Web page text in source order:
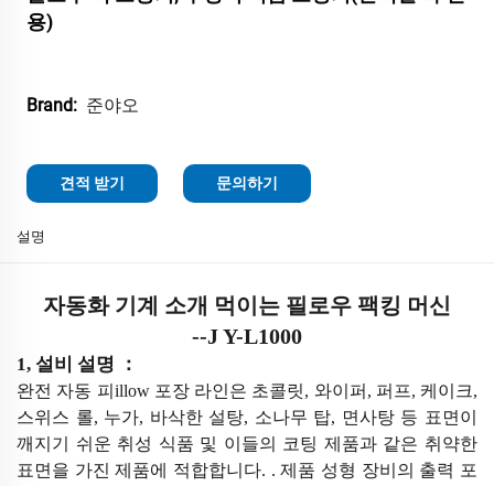
용)
Brand: 준야오
견적 받기 문의하기
설명
자동화 기계 소개 먹이는 필로우 팩킹 머신
--JY-L1000
1, 설비 설명 ：
완전 자동 피illow 포장 라인은 초콜릿, 와이퍼, 퍼프, 케이크,
스위스 롤, 누가, 바삭한 설탕, 소나무 탑, 면사탕 등 표면이
깨지기 쉬운 취성 식품 및 이들의 코팅 제품과 같은 취약한
표면을 가진 제품에 적합합니다. .제품 성형 장비의 출력 포